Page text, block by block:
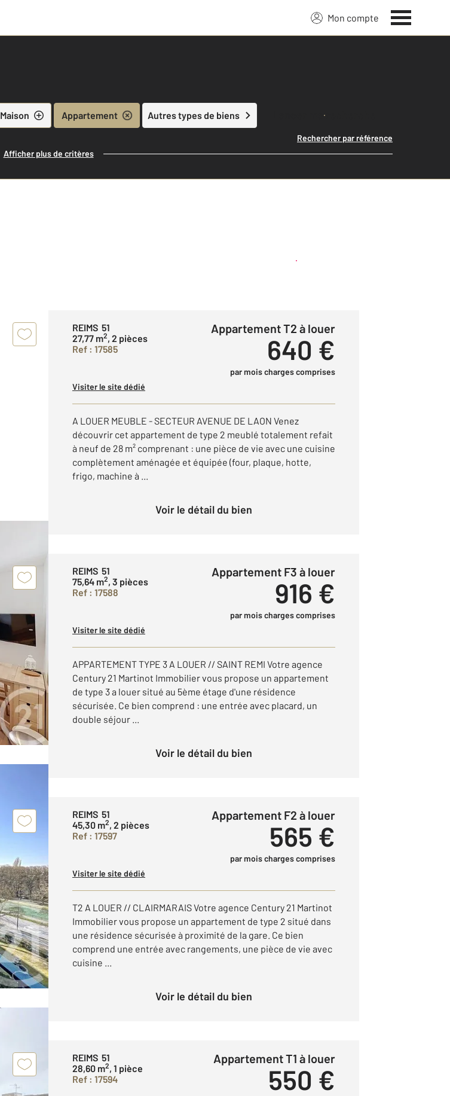
Mon compte
Maison Appartement Autres types de biens Lancer ma recherche
Rechercher par référence
Afficher plus de critères
Créer une alerte
REIMS 51
27,77 m2, 2 pièces
Ref : 17585
Appartement T2 à louer
640 €
par mois charges comprises
Visiter le site dédié
A LOUER MEUBLE - SECTEUR AVENUE DE LAON Venez
découvrir cet appartement de type 2 meublé totalement refait
à neuf de 28 m² comprenant : une pièce de vie avec une cuisine
complètement aménagée et équipée (four, plaque, hotte,
frigo, machine à ...
Voir le détail du bien
REIMS 51
75,64 m2, 3 pièces
Ref : 17588
Appartement F3 à louer
916 €
par mois charges comprises
Visiter le site dédié
APPARTEMENT TYPE 3 A LOUER // SAINT REMI Votre agence
Century 21 Martinot Immobilier vous propose un appartement
de type 3 a louer situé au 5ème étage d'une résidence
sécurisée. Ce bien comprend : une entrée avec placard, un
double séjour ...
Voir le détail du bien
REIMS 51
45,30 m2, 2 pièces
Ref : 17597
Appartement F2 à louer
565 €
par mois charges comprises
Visiter le site dédié
T2 A LOUER // CLAIRMARAIS Votre agence Century 21 Martinot
Immobilier vous propose un appartement de type 2 situé dans
une résidence sécurisée à proximité de la gare. Ce bien
comprend une entrée avec rangements, une pièce de vie avec
cuisine ...
Voir le détail du bien
REIMS 51
28,60 m2, 1 pièce
Ref : 17594
Appartement T1 à louer
550 €